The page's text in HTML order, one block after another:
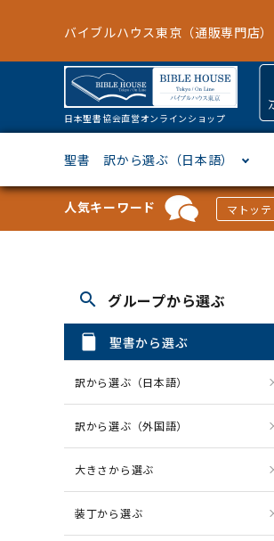
バイブルハウス東京（通販専門店）
日本聖書協会直営オンラインショップ
聖書 訳から選ぶ（日本語）
新改訳
ドイツ語
ジッパー付き聖書カバー
パスケース・ネクタイピン
CD・MP3
聖書通読
「な行」から選ぶ
人気キーワード マトッテ
search グループから選ぶ
聖書から選ぶ
訳から選ぶ（日本語）
訳から選ぶ（外国語）
大きさから選ぶ
装丁から選ぶ